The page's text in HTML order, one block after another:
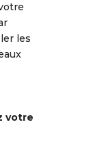
les
votre